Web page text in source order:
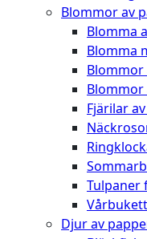
Blommor av
Blomma
Blomma
Blommor
Fjärilar
Tulpaner
Djur av